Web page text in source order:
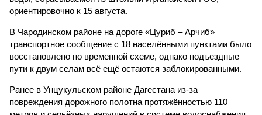
ориентировочно к 15 августа.
В Чародинском районе на дороге «Цуриб – Арчиб»
транспортное сообщение с 18 населёнными пунктами было
восстановлено по временной схеме, однако подъездные
пути к двум селам всё ещё остаются заблокированными.
Ранее в Унцукульском районе Дагестана из-за
повреждения дорожного полотна протяжённостью 110